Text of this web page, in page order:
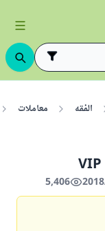
الفقه معاملات
5,406